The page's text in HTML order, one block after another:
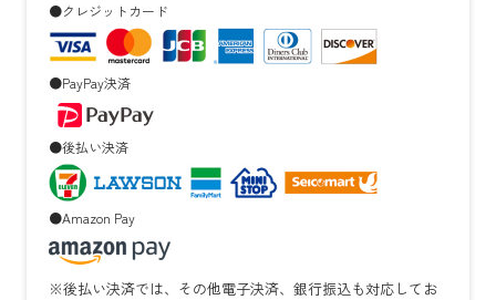
●クレジットカード
●PayPay決済
●後払い決済
●Amazon Pay
※後払い決済では、その他電子決済、銀行振込も対応してお